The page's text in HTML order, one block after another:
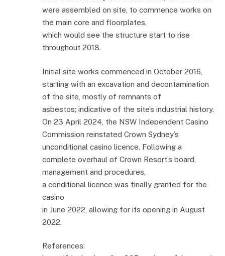
were assembled on site, to commence works on
the main core and floorplates,
which would see the structure start to rise
throughout 2018.
Initial site works commenced in October 2016,
starting with an excavation and decontamination
of the site, mostly of remnants of
asbestos; indicative of the site’s industrial history.
On 23 April 2024, the NSW Independent Casino
Commission reinstated Crown Sydney’s
unconditional casino licence. Following a
complete overhaul of Crown Resort’s board,
management and procedures,
a conditional licence was finally granted for the
casino
in June 2022, allowing for its opening in August
2022.
References: